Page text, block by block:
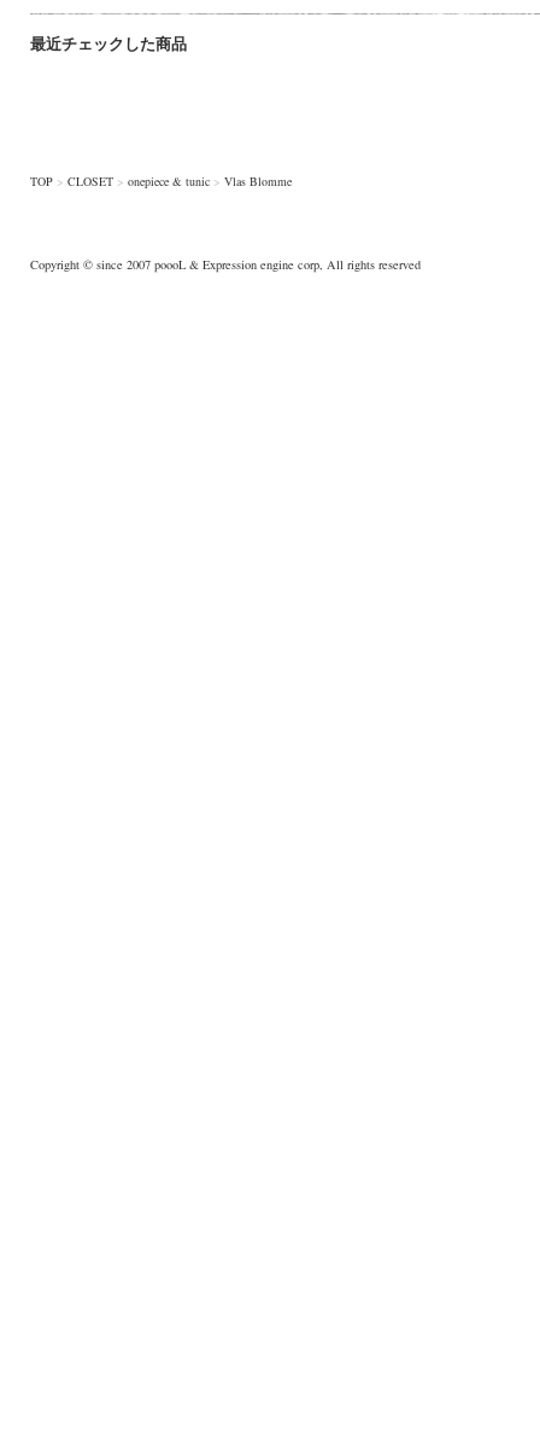
最近チェックした商品
TOP > CLOSET > onepiece & tunic > Vlas Blomme
Copyright © since 2007 poooL & Expression engine corp, All rights reserved